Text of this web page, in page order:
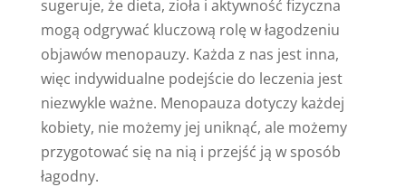
sugeruje, że dieta, zioła i aktywność fizyczna
mogą odgrywać kluczową rolę w łagodzeniu
objawów menopauzy. Każda z nas jest inna,
więc indywidualne podejście do leczenia jest
niezwykle ważne. Menopauza dotyczy każdej
kobiety, nie możemy jej uniknąć, ale możemy
przygotować się na nią i przejść ją w sposób
łagodny.